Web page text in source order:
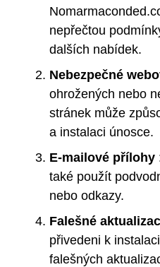
nepřečtou
dalších nabídek.
Nebezpečné
ohrožených nebo
stránek může
a instalaci únosce.
E-mailové přílohy
také použít
nebo odkazy.
Falešné
přivedeni k
falešných